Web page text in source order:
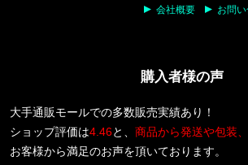
会社概要
お問
福岡県のお客様ご注文ありがとうござ
福岡県のお客様ご注文ありがとうござ
M BOX NSE ENERGY REGULAR
福岡県のお客様ご注文ありがとうござ
Carhartt WIP/カーハートダブルアイピー
購入者様の声
大手通販モールでの多数販売実績あり！
ショップ評価は4.46と、 商品から発送や包装
お客様から満足のお声を頂いております。